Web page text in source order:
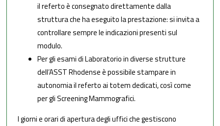
il referto è consegnato direttamente dalla
struttura che ha eseguito la prestazione: si invita a
controllare sempre le indicazioni presenti sul
modulo.
Per gli esami di Laboratorio in diverse strutture
dell’ASST Rhodense è possibile stampare in
autonomia il referto ai totem dedicati, così come
per gli Screening Mammografici.
I giorni e orari di apertura degli uffici che gestiscono